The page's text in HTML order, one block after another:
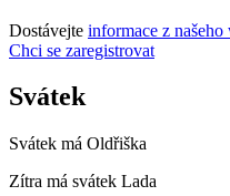
Dostávejte informace z našeho
Chci se zaregistrovat
Svátek
Svátek má Oldřiška
Zítra má svátek Lada